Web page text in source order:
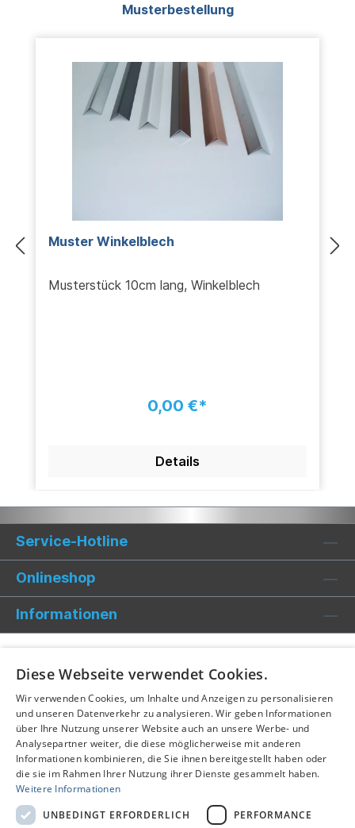
Produktgalerie überspringen
Musterbestellung
Muster Winkelblech
Musterstück 10cm lang, Winkelblech
0,00 €*
Details
Service-Hotline
Onlineshop
Informationen
Diese Webseite verwendet Cookies.
Wir verwenden Cookies, um Inhalte und Anzeigen zu personalisieren
und unseren Datenverkehr zu analysieren. Wir geben Informationen
über Ihre Nutzung unserer Website auch an unsere Werbe- und
Analysepartner weiter, die diese möglicherweise mit anderen
Informationen kombinieren, die Sie ihnen bereitgestellt haben oder
die sie im Rahmen Ihrer Nutzung ihrer Dienste gesammelt haben.
Weitere Informationen
UNBEDINGT ERFORDERLICH
PERFORMANCE